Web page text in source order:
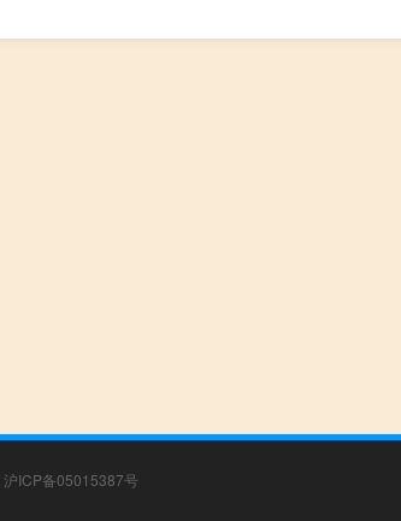
沪ICP备05015387号